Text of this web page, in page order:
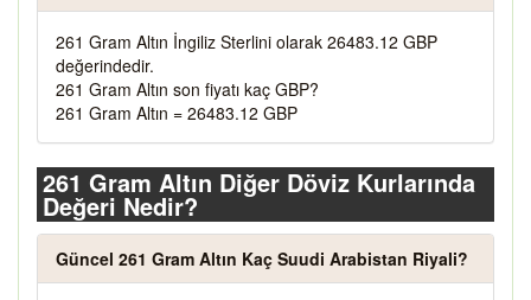
261 Gram Altın İngiliz Sterlini olarak 26483.12 GBP
değerindedir.
261 Gram Altın son fiyatı kaç GBP?
261 Gram Altın = 26483.12 GBP
261 Gram Altın Diğer Döviz Kurlarında
Değeri Nedir?
Güncel 261 Gram Altın Kaç Suudi Arabistan Riyali?